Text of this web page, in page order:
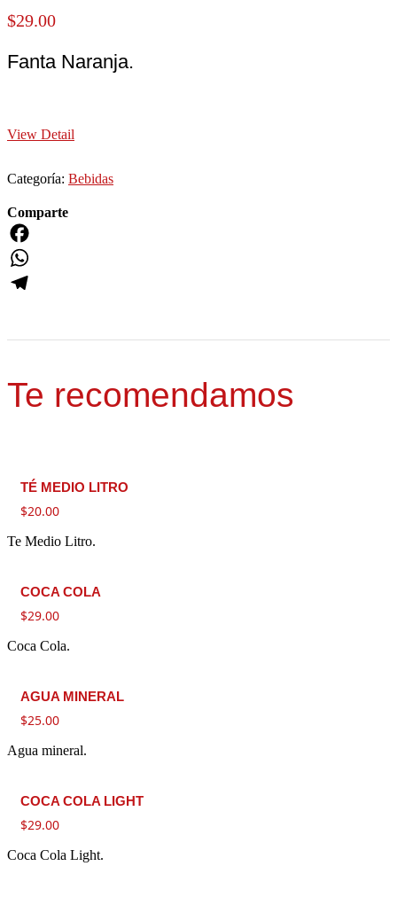
$29.00
Fanta Naranja.
View Detail
Categoría: Bebidas
Comparte
Facebook
WhatsApp
Te recomendamos
TÉ MEDIO LITRO
$20.00
Te Medio Litro.
COCA COLA
$29.00
Coca Cola.
AGUA MINERAL
$25.00
Agua mineral.
COCA COLA LIGHT
$29.00
Coca Cola Light.